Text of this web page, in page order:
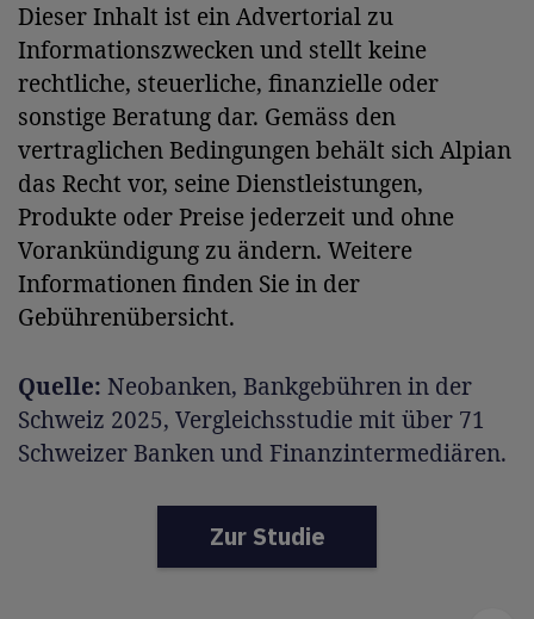
Dieser Inhalt ist ein Advertorial zu
Informationszwecken und stellt keine
rechtliche, steuerliche, finanzielle oder
sonstige Beratung dar. Gemäss den
vertraglichen Bedingungen behält sich Alpian
das Recht vor, seine Dienstleistungen,
Produkte oder Preise jederzeit und ohne
Vorankündigung zu ändern. Weitere
Informationen finden Sie in der
Gebührenübersicht.
Quelle: Neobanken, Bankgebühren in der
Schweiz 2025, Vergleichsstudie mit über 71
Schweizer Banken und Finanzintermediären.
Zur Studie